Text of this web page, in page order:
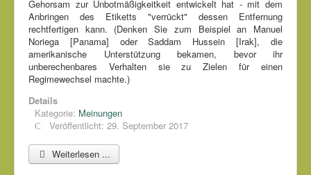
Gehorsam zur Unbotmäßigkeitkeit entwickelt hat - mit dem
Anbringen des Etiketts "verrückt" dessen Entfernung
rechtfertigen kann. (Denken Sie zum Beispiel an Manuel
Noriega [Panama] oder Saddam Hussein [Irak], die
amerikanische Unterstützung bekamen, bevor ihr
unberechenbares Verhalten sie zu Zielen für einen
Regimewechsel machte.)
Details
Kategorie: Meinungen
Veröffentlicht: 29. September 2017
Weiterlesen ...